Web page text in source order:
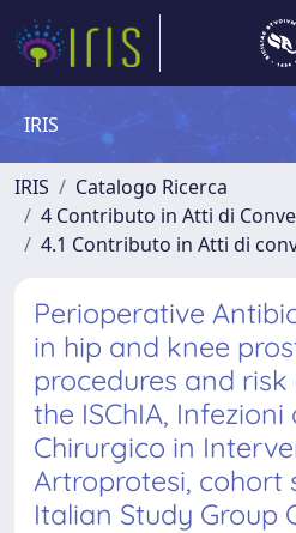
IRIS
IRIS
Catalogo Ricerca
4 Contributo in Atti di
4.1 Contributo in Atti di
Perioperative
in hip and knee
procedures and risk
the ISChIA, Infezioni
Chirurgico in
Artroprotesi, cohort
Italian Study Group